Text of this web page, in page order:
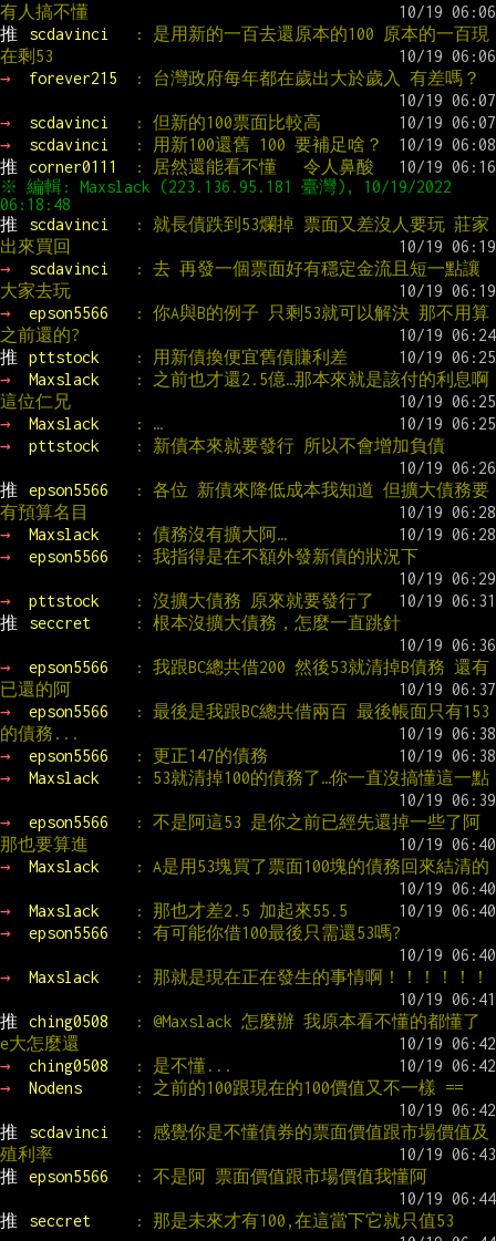
有人搞不懂
推
scdavinci
: 是用新的一百去還原本的100 原本的一百現
在剩53
→
forever215 : 台灣政府每年都在歲出大於歲入 有差嗎？
→ scdavinci
: 但新的100票面比較高
→
scdavinci
: 用新100還舊 100 要補足啥？
推
corner0111
: 居然還能看不懂   令人鼻酸
※ 編輯: Maxslack (223.136.95.181 臺灣), 10/19/2022
推
scdavinci
: 就長債跌到53爛掉 票面又差沒人要玩 莊家
出來買回
→
scdavinci
: 去 再發一個票面好有穩定金流且短一點讓
大家去玩
→
epson5566
: 你A與B的例子 只剩53就可以解決 那不用算
之前還的?
推
pttstock
: 用新債換便宜舊債賺利差
→
Maxslack
: 之前也才還2.5億…那本來就是該付的利息啊
這位仁兄
→
Maxslack
: …
→
pttstock : 新債本來就要發行 所以不會增加負債
推 epson5566
: 各位 新債來降低成本我知道 但擴大債務要
有預算名目
→
Maxslack
: 債務沒有擴大阿…
→
epson5566 : 我指得是在不額外發新債的狀況下
→ pttstock
: 沒擴大債務 原來就要發行了
推
seccret : 根本沒擴大債務，怎麼一直跳針
→ epson5566
: 我跟BC總共借200 然後53就清掉B債務 還有
已還的阿
→
epson5566
: 最後是我跟BC總共借兩百 最後帳面只有153
的債務...
→
epson5566
: 更正147的債務
→
Maxslack : 53就清掉100的債務了…你一直沒搞懂這一點
→ epson5566
: 不是阿這53 是你之前已經先還掉一些了阿
那也要算進
→
Maxslack : A是用53塊買了票面100塊的債務回來結清的
→ Maxslack
: 那也才差2.5 加起來55.5
→
epson5566 : 有可能你借100最後只需還53嗎?
→ Maxslack : 那就是現在正在發生的事情啊！！！！！！
推 ching0508
: @Maxslack 怎麼辦 我原本看不懂的都懂了
e大怎麼還
→
ching0508
: 是不懂...
→
Nodens : 之前的100跟現在的100價值又不一樣 ==
推 scdavinci
: 感覺你是不懂債券的票面價值跟市場價值及
殖利率
推
epson5566 : 不是阿 票面價值跟市場價值我懂阿
推 seccret : 那是未來才有100,在這當下它就只值53